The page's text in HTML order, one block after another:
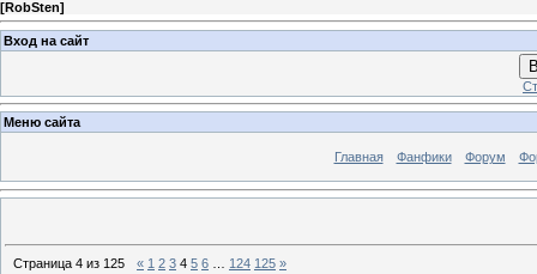
[RobSten]
Вход на сайт
Меню сайта
Главная Фанфики Форум
Страница 4 из 125 « 1 2 3 4 5 6 124 125 »